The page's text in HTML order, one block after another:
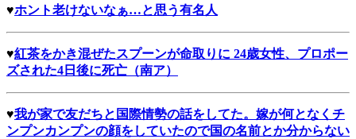
♥ホント老けないなぁ…と思う有名人
♥紅茶をかき混ぜたスプーンが命取りに 24歳女性、プロポー
ズされた4日後に死亡（南ア）
♥我が家で友だちと国際情勢の話をしてた。嫁が何となくチ
ンプンカンプンの顔をしていたので国の名前とか分からない